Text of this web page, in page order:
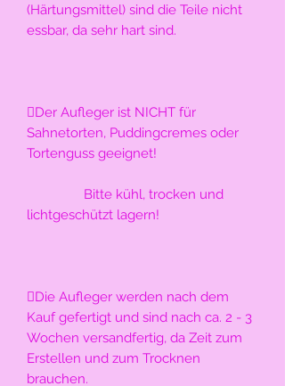
(Härtungsmittel) sind die Teile nicht
essbar, da sehr hart sind.
Der Aufleger ist NICHT für
Sahnetorten, Puddingcremes oder
Tortenguss geeignet!
lichtgeschützt lagern!
Die Aufleger werden nach dem
Kauf gefertigt und sind nach ca. 2 - 3
Wochen versandfertig, da Zeit zum
Erstellen und zum Trocknen
brauchen.